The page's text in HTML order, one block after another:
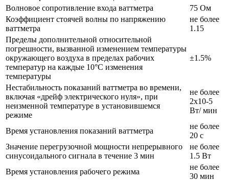
Волновое сопротивление входа ваттметра
75 Ом
Коэффициент стоячей волны по напряжению
ваттметра
не более
1.15
Пределы дополнительной относительной
погрешности, вызванной изменением температуры
окружающего воздуха в пределах рабочих
температур на каждые 10°С изменения
температуры
±1.5%
Нестабильность показаний ваттметра во времени,
включая «дрейф электрического нуля», при
неизменной температуре в установившемся
режиме
не более
2х10-5
Вт/ мин
Время установления показаний ваттметра
не более
20 с
Значение перегрузочной мощности непрерывного
синусоидального сигнала в течение 3 мин
не более
1.5 Вт
Время установления рабочего режима
не более
30 мин